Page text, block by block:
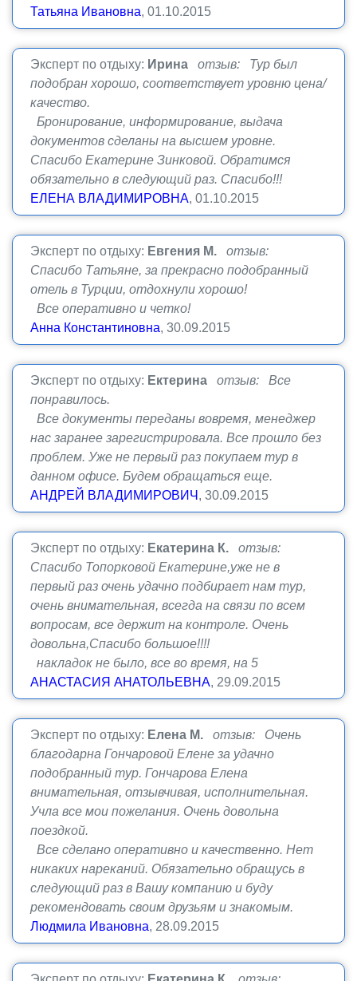
Татьяна Ивановна, 01.10.2015
Эксперт по отдыху: Ирина
отзыв: Тур был
подобран хорошо, соответствует уровню цена/
качество.
Бронирование, информирование, выдача
документов сделаны на высшем уровне.
Спасибо Екатерине Зинковой. Обратимся
обязательно в следующий раз. Спасибо!!!
ЕЛЕНА ВЛАДИМИРОВНА, 01.10.2015
Эксперт по отдыху: Евгения М.
отзыв:
Спасибо Татьяне, за прекрасно подобранный
отель в Турции, отдохнули хорошо!
Все оперативно и четко!
Анна Константиновна, 30.09.2015
Эксперт по отдыху: Ектерина
отзыв: Все
понравилось.
Все документы переданы вовремя, менеджер
нас заранее зарегистрировала. Все прошло без
проблем. Уже не первый раз покупаем тур в
данном офисе. Будем обращаться еще.
АНДРЕЙ ВЛАДИМИРОВИЧ , 30.09.2015
Эксперт по отдыху: Екатерина К.
отзыв:
Спасибо Топорковой Екатерине,уже не в
первый раз очень удачно подбирает нам тур,
очень внимательная, всегда на связи по всем
вопросам, все держит на контроле. Очень
довольна,Спасибо большое!!!!
накладок не было, все во время, на 5
АНАСТАСИЯ АНАТОЛЬЕВНА, 29.09.2015
Эксперт по отдыху: Елена М.
отзыв: Очень
благодарна Гончаровой Елене за удачно
подобранный тур. Гончарова Елена
внимательная, отзывчивая, исполнительная.
Учла все мои пожелания. Очень довольна
поездкой.
Все сделано оперативно и качественно. Нет
никаких нареканий. Обязательно обращусь в
следующий раз в Вашу компанию и буду
рекомендовать своим друзьям и знакомым.
Людмила Ивановна, 28.09.2015